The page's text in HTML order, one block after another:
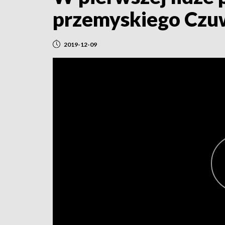
przemyskiego
2019-12-09